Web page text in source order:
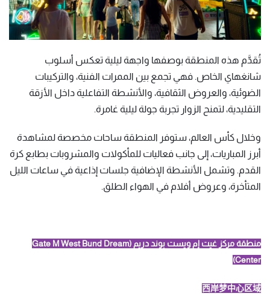
تُقدَّم هذه المنطقة بوصفها واجهة ليلية تعكس أسلوب
شانغهاي الخاص. فهي تجمع بين الممرات الفنية، والتركيبات
الضوئية، والعروض الثقافية، والأنشطة التفاعلية داخل الأزقة
التقليدية، لتمنح الزوار تجربة جولة ليلية غامرة.
وخلال كأس العالم، ستوفر المنطقة ساحات مخصصة لمشاهدة
أبرز المباريات، إلى جانب فعاليات للمأكولات والمشروبات بطابع كرة
القدم. وتشمل الأنشطة الإضافية جلسات إذاعية في ساعات الليل
المتأخرة، وعروض أفلام في الهواء الطلق.
منطقة مركز غيت إم ويست بوند دريم (Gate M West Bund Dream
Center)
西岸梦中心区域